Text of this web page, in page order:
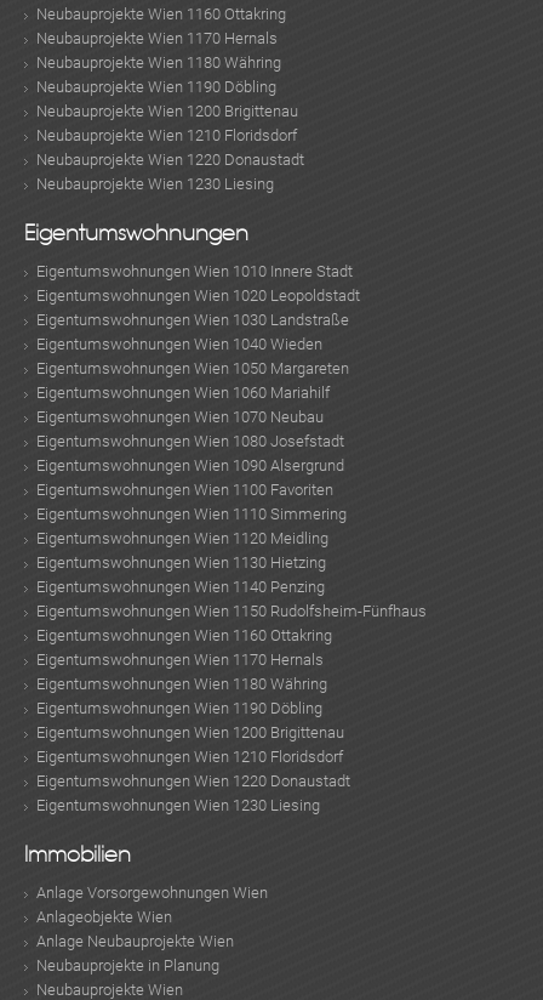
Neubauprojekte Wien 1160 Ottakring
Neubauprojekte Wien 1170 Hernals
Neubauprojekte Wien 1180 Währing
Neubauprojekte Wien 1190 Döbling
Neubauprojekte Wien 1200 Brigittenau
Neubauprojekte Wien 1210 Floridsdorf
Neubauprojekte Wien 1220 Donaustadt
Neubauprojekte Wien 1230 Liesing
Eigentumswohnungen
Eigentumswohnungen Wien 1010 Innere Stadt
Eigentumswohnungen Wien 1020 Leopoldstadt
Eigentumswohnungen Wien 1030 Landstraße
Eigentumswohnungen Wien 1040 Wieden
Eigentumswohnungen Wien 1050 Margareten
Eigentumswohnungen Wien 1060 Mariahilf
Eigentumswohnungen Wien 1070 Neubau
Eigentumswohnungen Wien 1080 Josefstadt
Eigentumswohnungen Wien 1090 Alsergrund
Eigentumswohnungen Wien 1100 Favoriten
Eigentumswohnungen Wien 1110 Simmering
Eigentumswohnungen Wien 1120 Meidling
Eigentumswohnungen Wien 1130 Hietzing
Eigentumswohnungen Wien 1140 Penzing
Eigentumswohnungen Wien 1150 Rudolfsheim-Fünfhaus
Eigentumswohnungen Wien 1160 Ottakring
Eigentumswohnungen Wien 1170 Hernals
Eigentumswohnungen Wien 1180 Währing
Eigentumswohnungen Wien 1190 Döbling
Eigentumswohnungen Wien 1200 Brigittenau
Eigentumswohnungen Wien 1210 Floridsdorf
Eigentumswohnungen Wien 1220 Donaustadt
Eigentumswohnungen Wien 1230 Liesing
Immobilien
Anlage Vorsorgewohnungen Wien
Anlageobjekte Wien
Anlage Neubauprojekte Wien
Neubauprojekte in Planung
Neubauprojekte Wien